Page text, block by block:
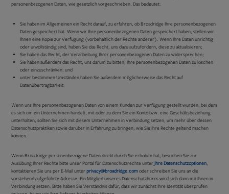
personenbezogenen Daten, wie gesetzlich vorgeschrieben. Das bedeutet:
Sie haben im Allgemeinen ein Recht darauf, zu erfahren, ob Broadridge Ihre personenbezogenen
Daten gespeichert hat. Wenn wir Ihre personenbezogenen Daten gespeichert haben, stellen wir
Ihnen eine Kopie zur Verfügung (vorbehaltlich der Rechte anderer). Wenn Ihre Daten unrichtig
oder unvollständig sind, haben Sie das Recht, uns dazu aufzufordern, diese zu aktualisieren;
Sie haben das Recht, der Verarbeitung Ihrer personenbezogenen Daten zu widersprechen;
Sie haben außerdem das Recht, uns darum zu bitten, Ihre personenbezogenen Daten zu löschen
oder einzuschränken; und
unter bestimmen Umständen haben Sie außerdem möglicherweise das Recht auf
Datenübertragbarkeit.
Wenn uns Ihre personenbezogenen Daten von einem Kunden zur Verfügung gestellt wurden, bei dem
es sich um ein Unternehmen handelt, mit oder zu dem Sie ein Konto bzw. eine Geschäftsbeziehung
unterhalten, sollten Sie sich mit diesem Unternehmen in Verbindung setzen, um mehr über dessen
Datenschutzpraktiken sowie darüber in Erfahrung zu bringen, wie Sie Ihre Rechte geltend machen
können.
Wenn Broadridge personenbezogene Daten direkt durch Sie erhoben hat, besuchen Sie zur
Ausübung Ihrer Rechte bitte unser Portal für Datenschutzrechte unter Ihre Datenschutzoptionen,
kontaktieren Sie uns per E-Mail unterprivacy@broadridge.comoder schreiben Sie uns an die
vorstehend aufgeführte Adresse. Ein Mitglied unseres Datenschutzbüros wird sich dann mit Ihnen in
Verbindung setzen. Bitte haben Sie Verständnis dafür, dass wir zunächst Ihre Identität überprüfen